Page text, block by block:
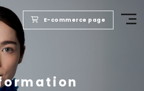
E-commerce page
TOP
PRODUCTS